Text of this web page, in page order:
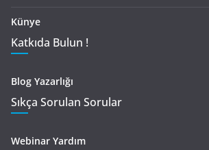
Künye
Katkıda Bulun !
Blog Yazarlığı
Sıkça Sorulan Sorular
Webinar Yardım